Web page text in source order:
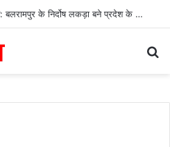
सेवा सेतु पोर्टल में उत्कृष्ट प्रदर्शन: बलरामपुर के निर्दोष लकड़ा बने प्रदेश के टॉप ट्रांजैक्शन वीएलई, वित्त मंत्री ओ.पी. चौधरी ने किया सम्मानित, 13,912 आवेदनों के सफल निराकरण से बनाया रिकॉर्ड…